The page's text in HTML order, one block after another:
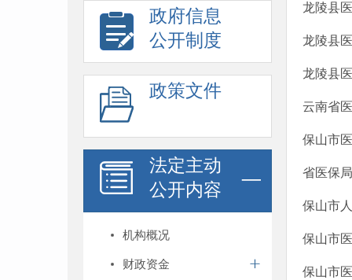
政府信息
公开制度
政策文件
法定主动
公开内容
机构概况
财政资金
龙陵县
龙陵县
龙陵县
云南省
保山市
省医保
保山市
保山市
保山市